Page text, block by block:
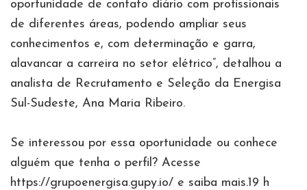
oportunidade de contato diário com profissionais
de diferentes áreas, podendo ampliar seus
conhecimentos e, com determinação e garra,
alavancar a carreira no setor elétrico”, detalhou a
analista de Recrutamento e Seleção da Energisa
Sul-Sudeste, Ana Maria Ribeiro.
Se interessou por essa oportunidade ou conhece
alguém que tenha o perfil? Acesse
https://grupoenergisa.gupy.io/ e saiba mais.19 h